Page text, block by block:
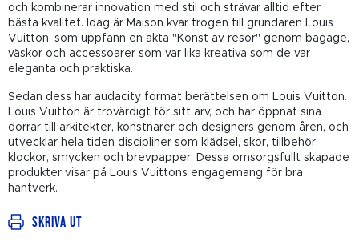
och kombinerar innovation med stil och strävar alltid efter
bästa kvalitet. Idag är Maison kvar trogen till grundaren Louis
Vuitton, som uppfann en äkta "Konst av resor" genom bagage,
väskor och accessoarer som var lika kreativa som de var
eleganta och praktiska.
Sedan dess har audacity format berättelsen om Louis Vuitton.
Louis Vuitton är trovärdigt för sitt arv, och har öppnat sina
dörrar till arkitekter, konstnärer och designers genom åren, och
utvecklar hela tiden discipliner som klädsel, skor, tillbehör,
klockor, smycken och brevpapper. Dessa omsorgsfullt skapade
produkter visar på Louis Vuittons engagemang för bra
hantverk.
Skriva ut